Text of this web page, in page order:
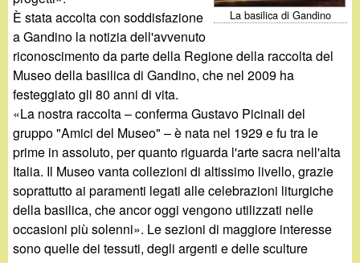
n
o
.
i
t
La basilica di Gandino
È stata accolta con soddisfazione
a Gandino la notizia dell'avvenuto
riconoscimento da parte della Regione della raccolta del
Museo della basilica di Gandino, che nel 2009 ha
festeggiato gli 80 anni di vita.
«La nostra raccolta – conferma Gustavo Picinali del
gruppo "Amici del Museo" – è nata nel 1929 e fu tra le
prime in assoluto, per quanto riguarda l'arte sacra nell'alta
Italia. Il Museo vanta collezioni di altissimo livello, grazie
soprattutto ai paramenti legati alle celebrazioni liturgiche
della basilica, che ancor oggi vengono utilizzati nelle
occasioni più solenni». Le sezioni di maggiore interesse
sono quelle dei tessuti, degli argenti e delle sculture